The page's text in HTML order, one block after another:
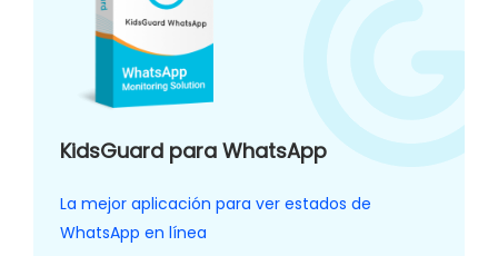
KidsGuard para WhatsApp
La mejor aplicación para ver estados de
WhatsApp en línea